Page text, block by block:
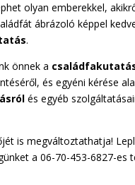
olyan emberekkel,
ábrázoló képpel
.
önnek a
és egyéni kérése
és egyéb
is megváltoztathatja!
a 06-70-453-6827-es